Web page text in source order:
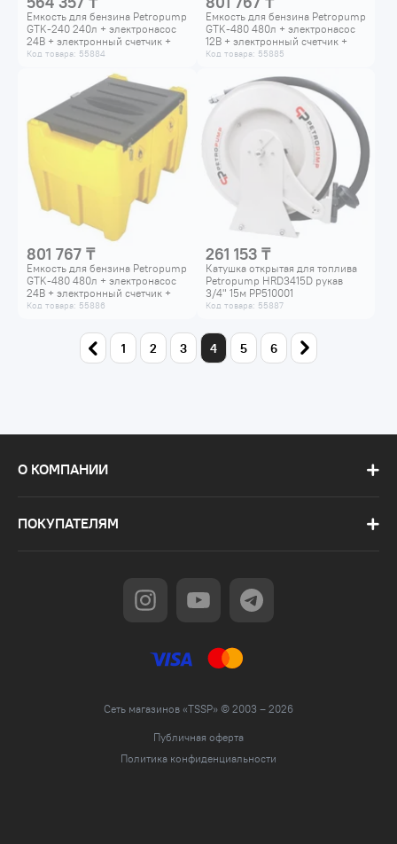
Емкость для бензина Petropump
GTK-240 240л + электронасос
24В + электронный счетчик +
пистолет-автомат PP412002
Код товара: 55884
Емкость для бензина Petropump
GTK-480 480л + электронасос
12В + электронный счетчик +
пистолет-автомат PP412003
Код товара: 55885
801 767 ₸
Емкость для бензина Petropump
GTK-480 480л + электронасос
24В + электронный счетчик +
пистолет-автомат PP412004
Код товара: 55886
261 153 ₸
Катушка открытая для топлива
Petropump HRD3415D рукав
3/4" 15м PP510001
Код товара: 55887
1 2 3 4 5 6
О КОМПАНИИ
ПОКУПАТЕЛЯМ
Сеть магазинов «TSSP» © 2003 – 2026
Публичная оферта
Политика конфиденциальности